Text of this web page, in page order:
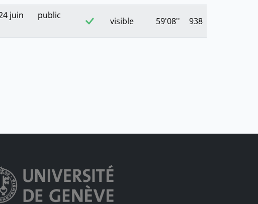
juin
public
visible 59'08'' 938